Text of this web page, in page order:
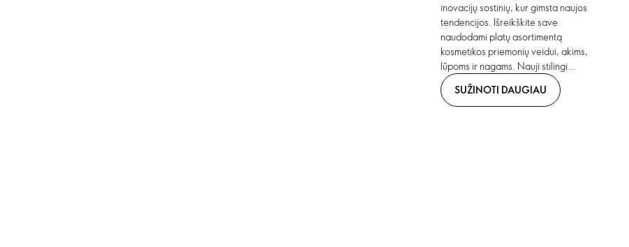
inovacijų sostinių, kur gimsta naujos
tendencijos. Išreikškite save
naudodami platų asortimentą
kosmetikos priemonių veidui, akims,
lūpoms ir nagams. Nauji stilingi
atspalviai ir inovatyvūs formatai. Mes
tam pasiruošę!
SUŽINOTI DAUGIAU